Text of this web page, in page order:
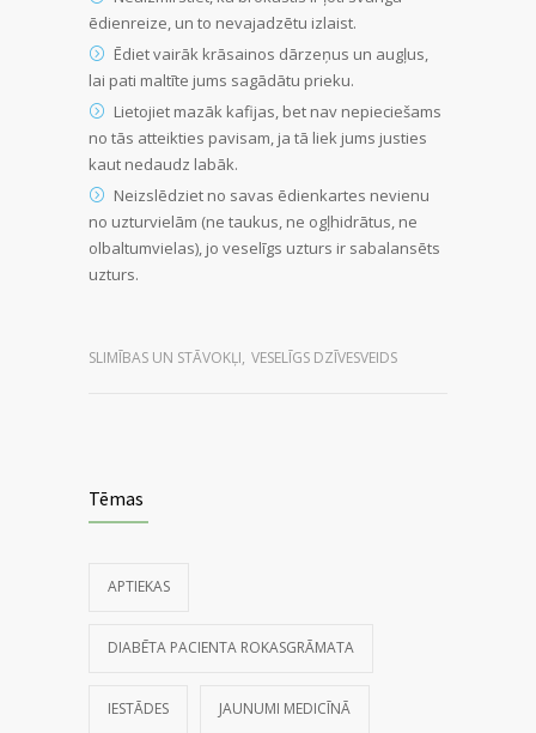
ēdienreize, un to nevajadzētu izlaist.
Ēdiet vairāk krāsainos dārzeņus un augļus,
lai pati maltīte jums sagādātu prieku.
Lietojiet mazāk kafijas, bet nav nepieciešams
no tās atteikties pavisam, ja tā liek jums justies
kaut nedaudz labāk.
Neizslēdziet no savas ēdienkartes nevienu
no uzturvielām (ne taukus, ne ogļhidrātus, ne
olbaltumvielas), jo veselīgs uzturs ir sabalansēts
uzturs.
SLIMĪBAS UN STĀVOKĻI, VESELĪGS DZĪVESVEIDS
Tēmas
APTIEKAS
DIABĒTA PACIENTA ROKASGRĀMATA
IESTĀDES JAUNUMI MEDICĪNĀ